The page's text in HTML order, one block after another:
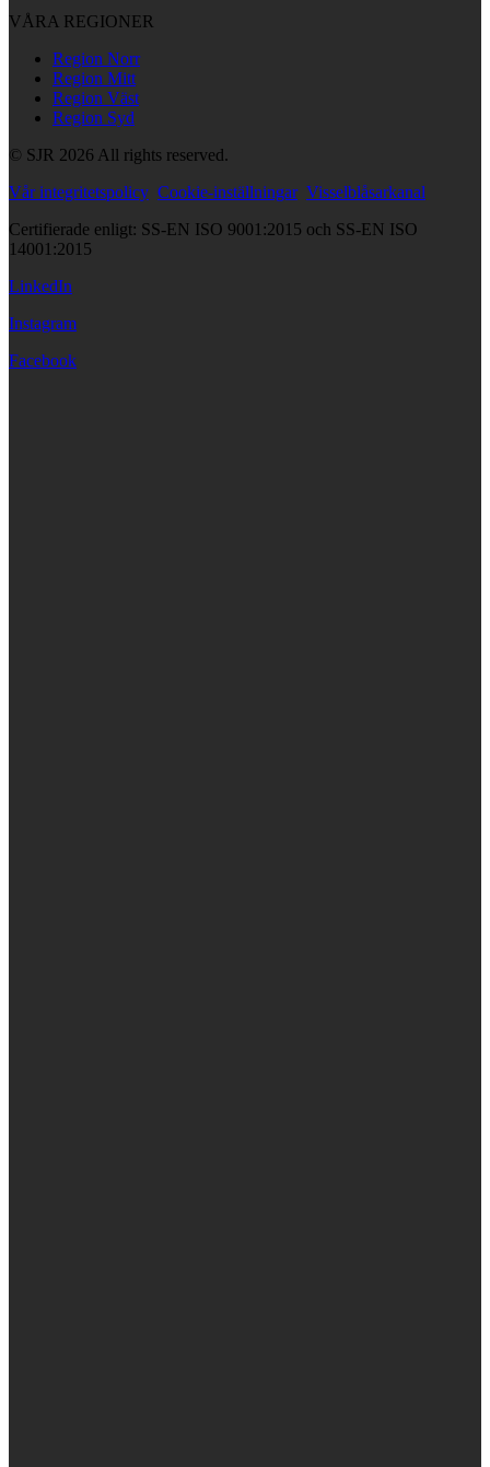
VÅRA REGIONER
Region Norr
Region Mitt
Region Väst
Region Syd
© SJR 2026 All rights reserved.
Vår integritetspolicy Cookie-inställningar Visselblåsarkanal
Certifierade enligt: SS-EN ISO 9001:2015 och SS-EN ISO
14001:2015
LinkedIn
Instagram
Facebook